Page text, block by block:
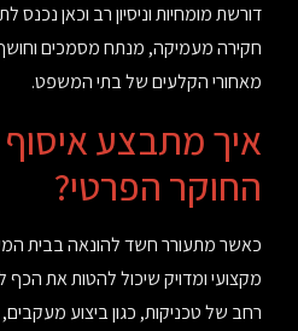
דורשת מומחיות וניסיון רב וכאן
חקירה מעמיקה, מנתח מסמכים
מאחורי הקלעים של בתי המשפט.
איך מתבצע
החוקר הפרטי?
כאשר מתעורר חשד להונאה בבית
מקצועי ומדויק שיכול להטות את הכף
רחב של טכניקות, כגון ביצוע